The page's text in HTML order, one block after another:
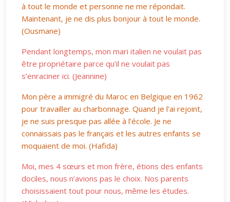
à tout le monde et personne ne me répondait.
Maintenant, je ne dis plus bonjour à tout le monde.
(Ousmane)
Pendant longtemps, mon mari italien ne voulait pas
être propriétaire parce qu’il ne voulait pas
s’enraciner ici. (Jeannine)
Mon père a immigré du Maroc en Belgique en 1962
pour travailler au charbonnage. Quand je l’ai rejoint,
je ne suis presque pas allée à l’école. Je ne
connaissais pas le français et les autres enfants se
moquaient de moi. (Hafida)
Moi, mes 4 sœurs et mon frère, étions des enfants
dociles, nous n’avions pas le choix. Nos parents
choisissaient tout pour nous, même les études.